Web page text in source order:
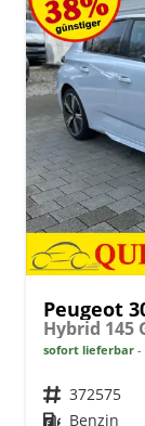
Peugeot
sofort lieferbar
Fahrzeugnr. 372575
Kraftstoff Benzin